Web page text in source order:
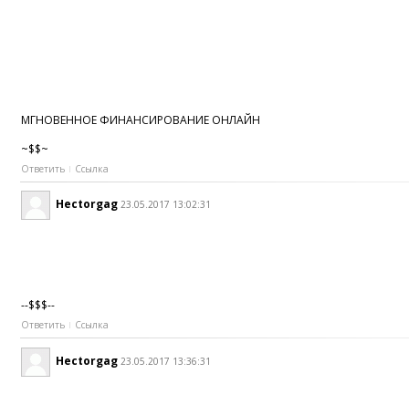
МГНОВЕННОЕ ФИНАНСИРОВАНИЕ ОНЛАЙН
~$$~
Ответить Ссылка
Hectorgag 23.05.2017 13:02:31
--$$$--
Ответить Ссылка
Hectorgag 23.05.2017 13:36:31